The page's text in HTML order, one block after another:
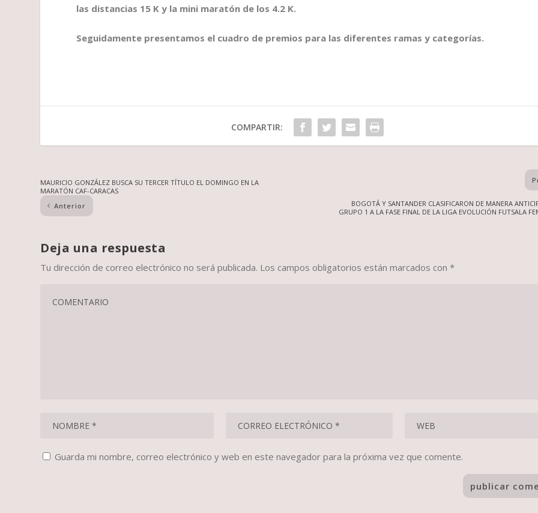
las distancias 15 K y la mini maratón de los 4.2 K.
Seguidamente presentamos el cuadro de premios para las diferentes ramas y categorías.
COMPARTIR:
MAURICIO GONZÁLEZ BUSCA SU TERCER TÍTULO EL DOMINGO EN LA
MARATÓN CAF-CARACAS
Anterior
BOGOTÁ Y SANTANDER CLASIFICARON DE MANERA
GRUPO 1 A LA FASE FINAL DE LA LIGA EVOLUCIÓN FUTSALA
Deja una respuesta
Tu dirección de correo electrónico no será publicada. Los campos obligatorios están marcados con*
Guarda mi nombre, correo electrónico y web en este navegador para la próxima vez que comente.